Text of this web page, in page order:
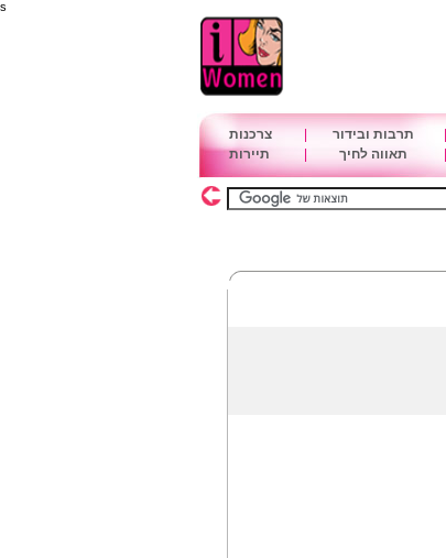
s
תרבות ובידור
צרכנות
תאווה לחיך תיירות